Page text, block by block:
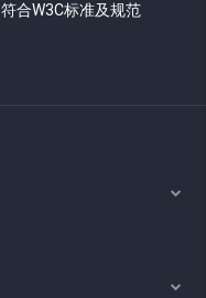
符合W3C标准及规范